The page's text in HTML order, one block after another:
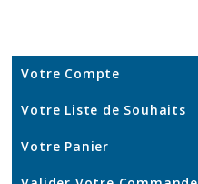
Votre Compte
Votre Liste de Souhaits
Votre Panier